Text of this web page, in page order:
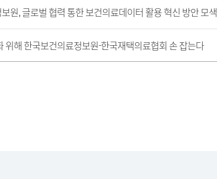
원, 글로벌 협력 통한 보건의료데이터 활용 혁신 방안 모색
위해 한국보건의료정보원-한국재택의료협회 손 잡는다